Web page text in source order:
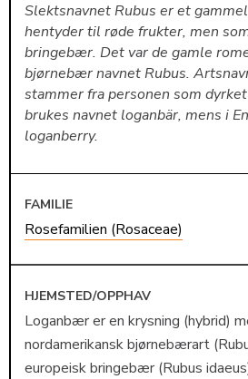
Slektsnavnet Rubus er et
hentyder til røde frukter, men
bringebær. Det var de gamle
bjørnebær navnet Rubus.
stammer fra personen som
brukes navnet loganbär, mens i
loganberry.
FAMILIE
Rosefamilien (Rosaceae)
HJEMSTED/OPPHAV
Loganbær er en krysning (hybrid)
nordamerikansk bjørnebærart
europeisk bringebær (Rubus